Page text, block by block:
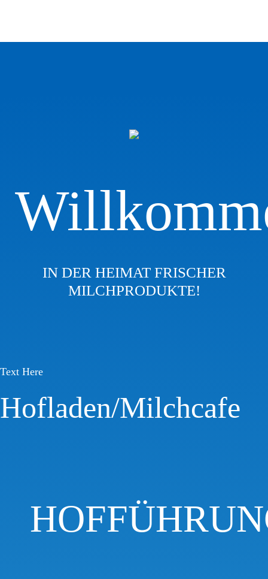
IN DER HEIMAT FRISCHER
MILCHPRODUKTE!
Text Here
Hofladen/Milchcafe